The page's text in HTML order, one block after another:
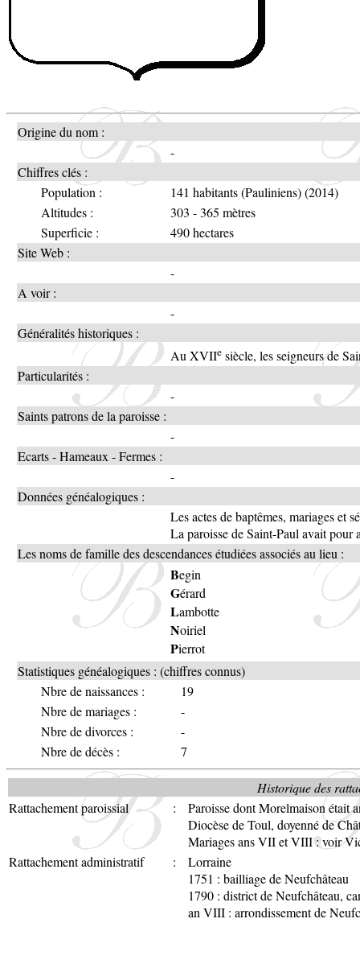
Origine du nom :
-
Chiffres clés :
Population :
141 habitants (Pauliniens) (2014)
Altitudes :
303 - 365 mètres
Superficie :
490 hectares
Site Web :
-
A voir :
-
Généralités historiques :
Au XVIIe siècle, les seigneurs de
Particularités :
-
Saints patrons de la paroisse :
-
Ecarts - Hameaux - Fermes :
-
Données généalogiques :
Les actes de baptêmes, mariages et
La paroisse de Saint-Paul avait pour
Les noms de famille des descendances étudiées associés au lieu :
Begin
Gérard
Lambotte
Noiriel
Pierrot
Statistiques généalogiques : (chiffres connus)
Nbre de naissances :
19
Nbre de mariages :
-
Nbre de divorces :
-
Nbre de décès :
7
Historique des
Rattachement paroissial
:
Paroisse dont Morelmaison était
Diocèse de Toul, doyenné de
Mariages ans VII et VIII : voir
Rattachement administratif
:
Lorraine
1751 : bailliage de Neufchâteau
1790 : district de Neufchâteau,
an VIII : arrondissement de